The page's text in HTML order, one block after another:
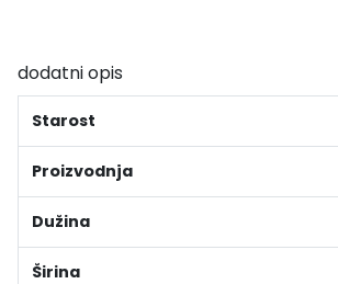
dodatni opis
Starost
Proizvodnja
Dužina
Širina